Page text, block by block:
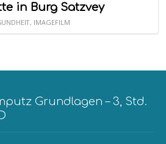
in Burg Satzvey
, IMAGEFILM
Grundlagen – 3, Std.